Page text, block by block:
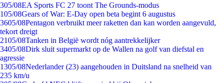
305/08EA Sports FC 27 toont The Grounds-modus
105/08Gears of War: E-Day open beta begint 6 augustus
3605/08Pentagon verbruikt meer raketten dan kan worden aangevuld,
tekort dreigt
2105/08Tanken in België wordt nóg aantrekkelijker
3405/08Dirk sluit supermarkt op de Wallen na golf van diefstal en
agressie
1305/08Nederlander (23) aangehouden in Duitsland na snelheid van
235 km/u